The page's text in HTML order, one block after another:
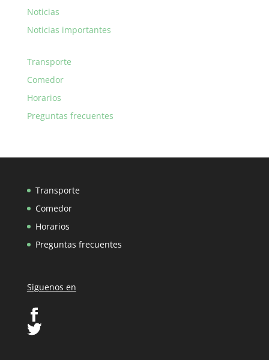
Noticias
Noticias importantes
Transporte
Comedor
Horarios
Preguntas frecuentes
Transporte
Comedor
Horarios
Preguntas frecuentes
Siguenos en